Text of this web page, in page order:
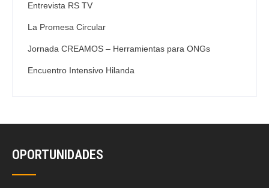
Entrevista RS TV
La Promesa Circular
Jornada CREAMOS – Herramientas para ONGs
Encuentro Intensivo Hilanda
OPORTUNIDADES